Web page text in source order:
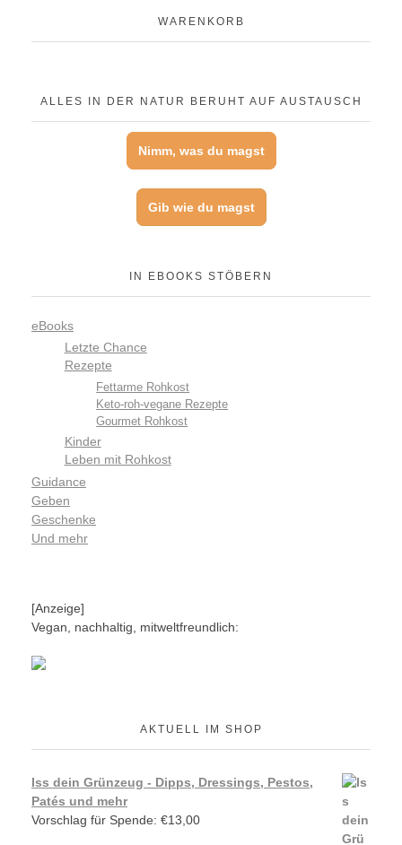
WARENKORB
ALLES IN DER NATUR BERUHT AUF AUSTAUSCH
Nimm, was du magst
Gib wie du magst
IN EBOOKS STÖBERN
eBooks
Letzte Chance
Rezepte
Fettarme Rohkost
Keto-roh-vegane Rezepte
Gourmet Rohkost
Kinder
Leben mit Rohkost
Guidance
Geben
Geschenke
Und mehr
[Anzeige]
Vegan, nachhaltig, mitweltfreundlich:
AKTUELL IM SHOP
Iss dein Grünzeug - Dipps, Dressings, Pestos,
Patés und mehr
Vorschlag für Spende: €13,00